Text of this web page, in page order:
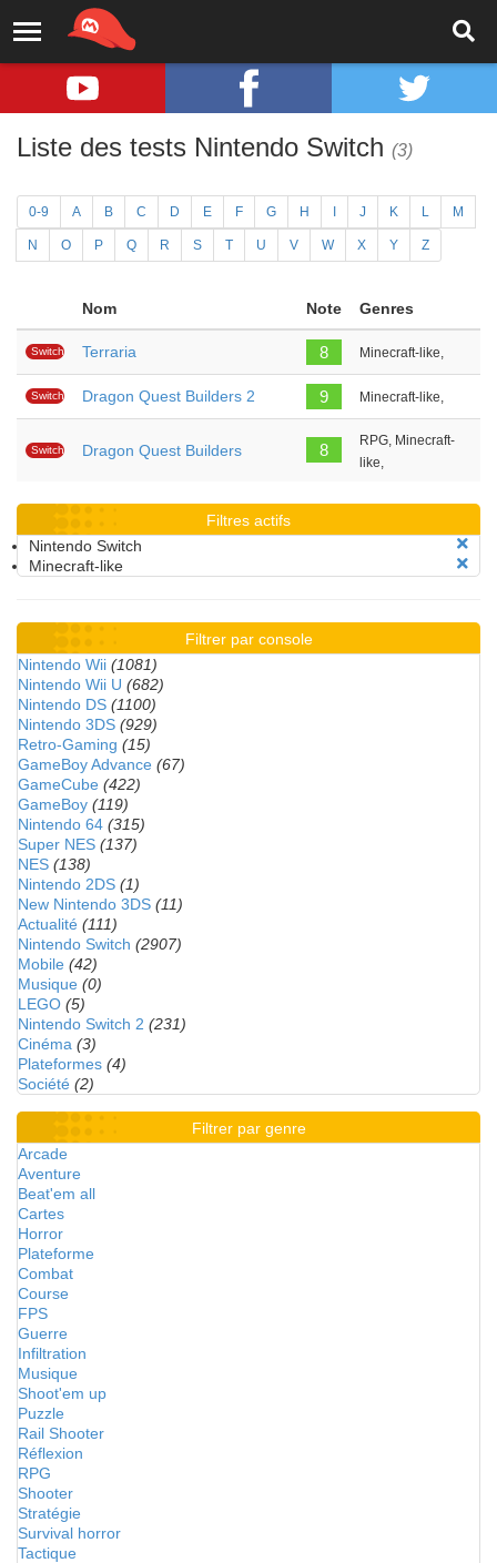
Liste des tests Nintendo Switch (3)
0-9 A B C D E F G H J K L M
N O P Q R S T U V W X Y Z
Nom Note Genres
Switch Terraria 8 Minecraft-like,
Switch Dragon Quest Builders 2 9 Minecraft-like,
Switch Dragon Quest Builders 8
RPG, Minecraft-
like,
Filtres actifs
Nintendo Switch
Minecraft-like
Filtrer par console
Nintendo Wii (1081)
Nintendo Wii U (682)
Nintendo DS (1100)
Nintendo 3DS (929)
Retro-Gaming (15)
GameBoy Advance (67)
GameCube (422)
GameBoy (119)
Nintendo 64 (315)
Super NES (137)
NES (138)
Nintendo 2DS (1)
New Nintendo 3DS (11)
Actualité (111)
Nintendo Switch (2907)
Mobile (42)
Musique (0)
LEGO (5)
Nintendo Switch 2 (231)
Cinéma (3)
Plateformes (4)
Société (2)
Filtrer par genre
Arcade
Aventure
Beat'em all
Cartes
Horror
Plateforme
Combat
Course
FPS
Guerre
Infiltration
Musique
Shoot'em up
Puzzle
Rail Shooter
Réflexion
RPG
Shooter
Stratégie
Survival horror
Tactique